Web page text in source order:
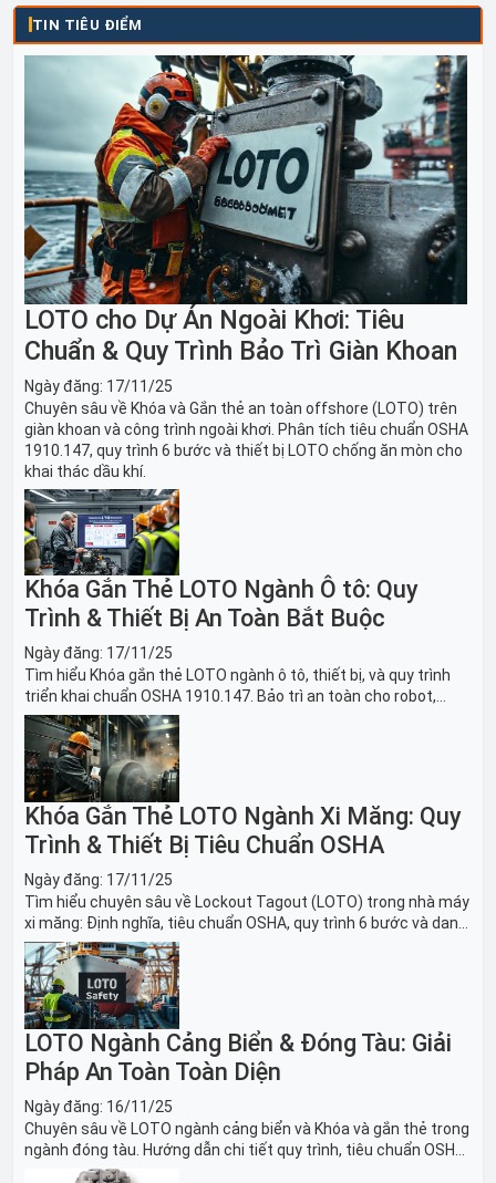
TIN TIÊU ĐIỂM
LOTO cho Dự Án Ngoài Khơi: Tiêu
Chuẩn & Quy Trình Bảo Trì Giàn Khoan
Ngày đăng: 17/11/25
Chuyên sâu về Khóa và Gắn thẻ an toàn offshore (LOTO) trên
giàn khoan và công trình ngoài khơi. Phân tích tiêu chuẩn OSHA
1910.147, quy trình 6 bước và thiết bị LOTO chống ăn mòn cho
khai thác dầu khí.
Khóa Gắn Thẻ LOTO Ngành Ô tô: Quy
Trình & Thiết Bị An Toàn Bắt Buộc
Ngày đăng: 17/11/25
Tìm hiểu Khóa gắn thẻ LOTO ngành ô tô, thiết bị, và quy trình
triển khai chuẩn OSHA 1910.147. Bảo trì an toàn cho robot,
băng tải sản xuất ô tô và dây chuyền lắp ráp xe hơi.
Khóa Gắn Thẻ LOTO Ngành Xi Măng: Quy
Trình & Thiết Bị Tiêu Chuẩn OSHA
Ngày đăng: 17/11/25
Tìm hiểu chuyên sâu về Lockout Tagout (LOTO) trong nhà máy
xi măng: Định nghĩa, tiêu chuẩn OSHA, quy trình 6 bước và danh
sách thiết bị LOTO thiết yếu. Giải pháp bảo trì lò nung, máy
nghiền an toàn.
LOTO Ngành Cảng Biển & Đóng Tàu: Giải
Pháp An Toàn Toàn Diện
Ngày đăng: 16/11/25
Chuyên sâu về LOTO ngành cảng biển và Khóa và gắn thẻ trong
ngành đóng tàu. Hướng dẫn chi tiết quy trình, tiêu chuẩn OSHA,
thiết bị và Giải pháp LOTO trong công nghiệp đóng tàu toàn